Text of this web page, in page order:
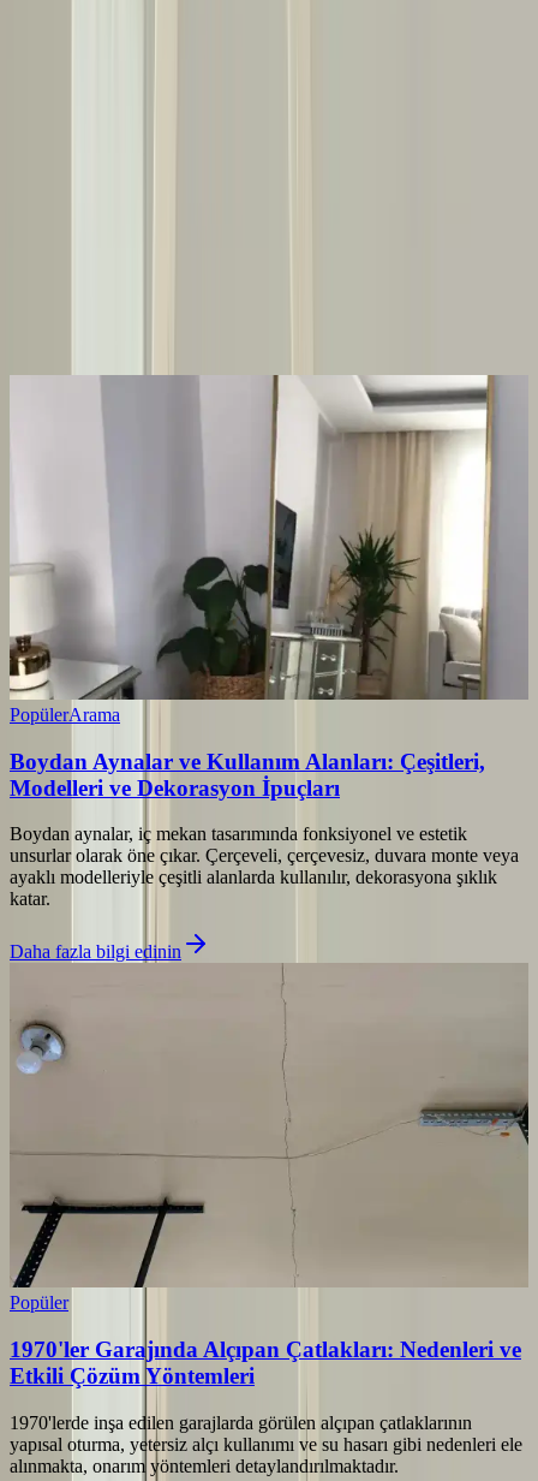
PopülerArama
Boydan Aynalar ve Kullanım Alanları: Çeşitleri,
Modelleri ve Dekorasyon İpuçları
Boydan aynalar, iç mekan tasarımında fonksiyonel ve estetik
unsurlar olarak öne çıkar. Çerçeveli, çerçevesiz, duvara monte veya
ayaklı modelleriyle çeşitli alanlarda kullanılır, dekorasyona şıklık
katar.
Daha fazla bilgi edinin
Popüler
1970'ler Garajında Alçıpan Çatlakları: Nedenleri ve
Etkili Çözüm Yöntemleri
1970'lerde inşa edilen garajlarda görülen alçıpan çatlaklarının
yapısal oturma, yetersiz alçı kullanımı ve su hasarı gibi nedenleri ele
alınmakta, onarım yöntemleri detaylandırılmaktadır.